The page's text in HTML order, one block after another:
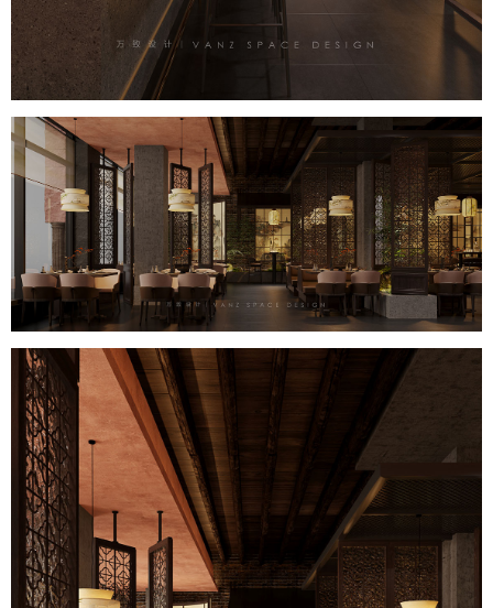
首页
商業設計
住宅設計
品牌設計
關于萬致